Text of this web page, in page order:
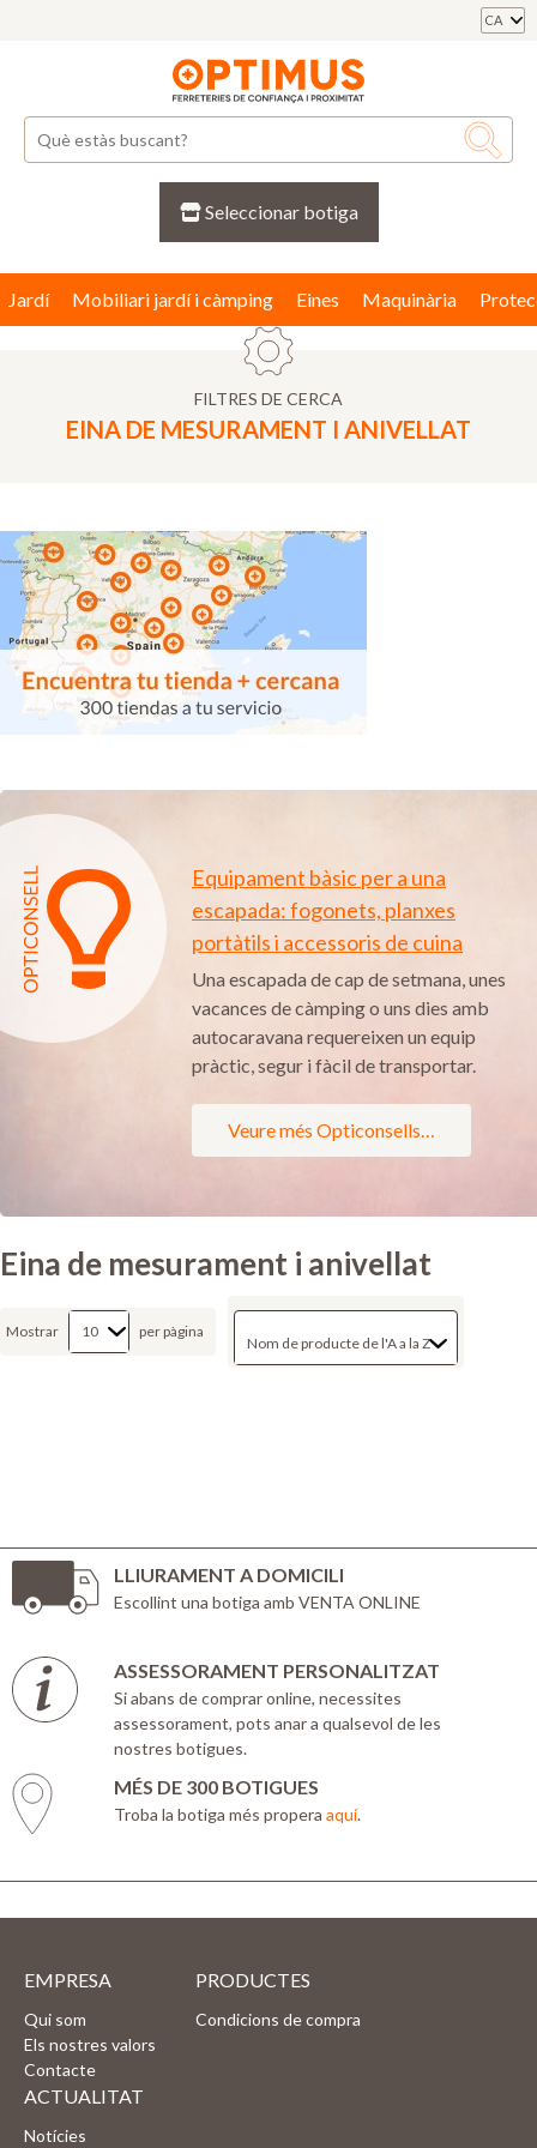
CA
Seleccionar botiga
Jardí Mobiliari jardí i càmping Eines Maquinària
FILTRES DE CERCA
EINA DE MESURAMENT I ANIVELLAT
Equipament bàsic per a una
escapada: fogonets, planxes
portàtils i accessoris de cuina
Una escapada de cap de setmana, unes
vacances de càmping o uns dies amb
autocaravana requereixen un equip
pràctic, segur i fàcil de transportar.
Veure més Opticonsells…
Eina de mesurament i anivellat
Mostrar per pàgina
LLIURAMENT A DOMICILI
Escollint una botiga amb VENTA ONLINE
ASSESSORAMENT PERSONALITZAT
Si abans de comprar online, necessites
assessorament, pots anar a qualsevol de les
nostres botigues.
MÉS DE 300 BOTIGUES
Troba la botiga més propera aquí.
EMPRESA
Qui som
Els nostres valors
Contacte
PRODUCTES
Condicions de compra
ACTUALITAT
Notícies